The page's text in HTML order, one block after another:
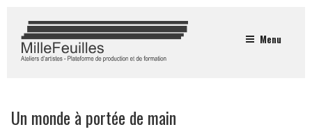
Menu
Un monde à portée de main